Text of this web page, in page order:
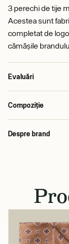
3 perechi de tije
Acestea sunt
completat de
cămășile
Evaluări
Compoziție
Despre brand